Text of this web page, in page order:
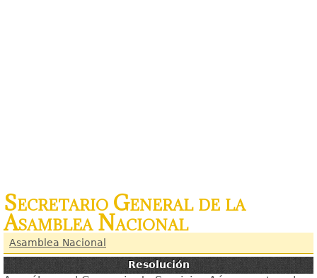
Secretario General de la
Asamblea Nacional
Asamblea Nacional
Resolución